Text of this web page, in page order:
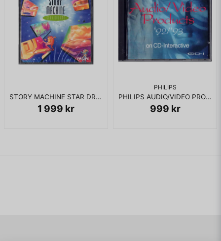
STORY MACHINE STAR DREAMS CD-I NYTT INPLASTAD
1 999 kr
PHILIPS
PHILIPS AUDIO/VIDEO PRODUCTS 92/93 CDI
999 kr